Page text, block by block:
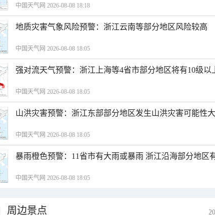
中国天气网 2026-08-08 18:18
地质灾害气象风险预警：浙江云南等部分地区风险较高
中国天气网 2026-08-08 18:05
强对流天气预警：浙江上海等4省市部分地区将有10级以
中国天气网 2026-08-08 18:05
山洪灾害预警：浙江东部部分地区发生山洪灾害可能性大
中国天气网 2026-08-08 18:05
暴雨橙色预警：11省市有大雨或暴雨 浙江沿海部分地区
中国天气网 2026-08-08 18:05
周边景点